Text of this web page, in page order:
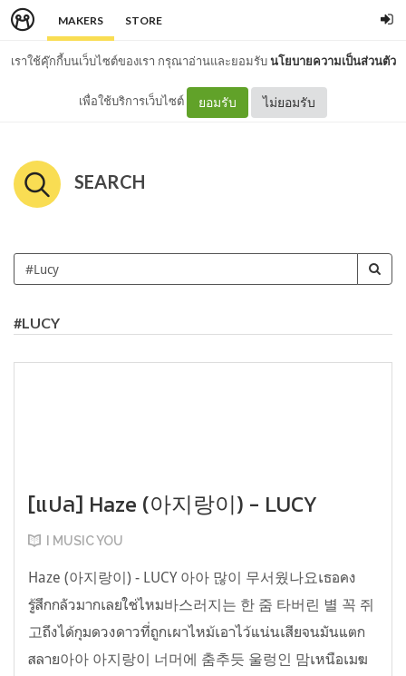
MAKERS STORE
เราใช้คุ๊กกี้บนเว็บไซต์ของเรา กรุณาอ่านและยอมรับนโยบายความเป็นส่วนตัว
เพื่อใช้บริการเว็บไซต์ ยอมรับ ไม่ยอมรับ
SEARCH
#LUCY
[แปล] Haze (아지랑이) - LUCY
I MUSIC YOU
Haze (아지랑이) - LUCY 아아 많이 무서웠나요เธอคง
รู้สึกกลัวมากเลยใช่ไหม바스러지는 한 줌 타버린 별 꼭 쥐
고ถึงได้กุมดวงดาวที่ถูกเผาไหม้เอาไว้แน่นเสียจนมันแตก
สลาย아아 아지랑이 너머에 춤추듯 울렁인 맘เหนือเมฆ